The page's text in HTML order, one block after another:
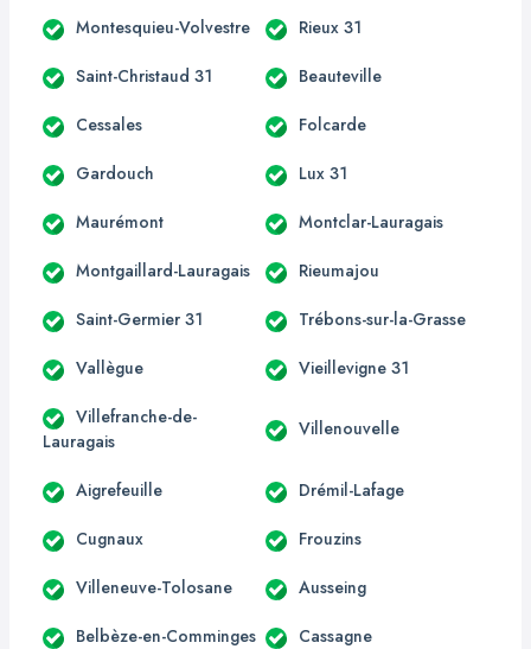
Montesquieu-Volvestre Rieux 31
Saint-Christaud 31 Beauteville
Cessales Folcarde
Gardouch Lux 31
Maurémont Montclar-Lauragais
Montgaillard-Lauragais Rieumajou
Saint-Germier 31 Trébons-sur-la-Grasse
Vallègue Vieillevigne 31
Villefranche-de-
Lauragais
Villenouvelle
Aigrefeuille Drémil-Lafage
Cugnaux Frouzins
Villeneuve-Tolosane Ausseing
Belbèze-en-Comminges Cassagne